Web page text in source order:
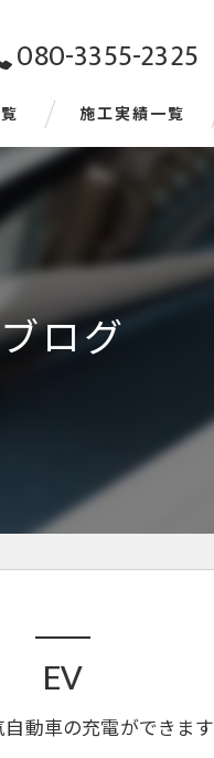
080-3355-2325
施工実績一覧
ブログ
EV
動車の充電ができます